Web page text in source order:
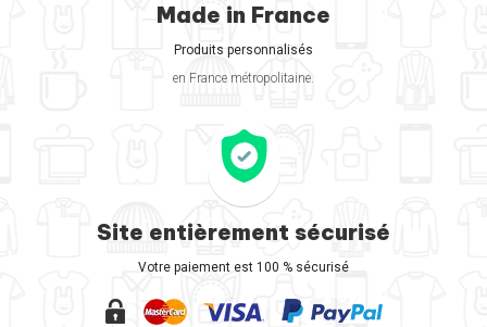
Made in France
Produits personnalisés
en France métropolitaine.
Site entièrement sécurisé
Votre paiement est 100 % sécurisé